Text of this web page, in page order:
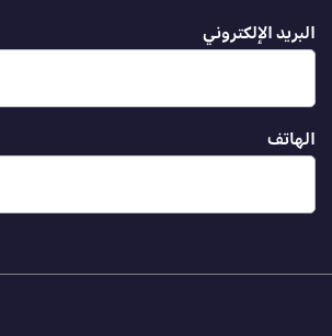
البريد الإلكتروني
الهاتف